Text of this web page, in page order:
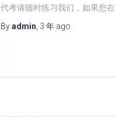
代考请随时练习我们，如果您在
Byadmin 3 年 ago